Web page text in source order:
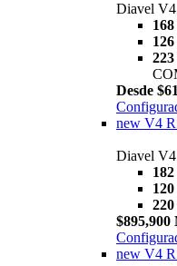
Diavel V4
Desde
new V4
Diavel
new V4